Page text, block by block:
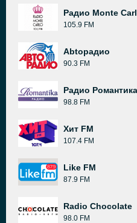
Радио Monte
105.9 FM
Abtoрадио
90.3 FM
Радио Романтика
98.8 FM
Хит FM
107.4 FM
Like FM
87.9 FM
Radio Chocolate
98.0 FM